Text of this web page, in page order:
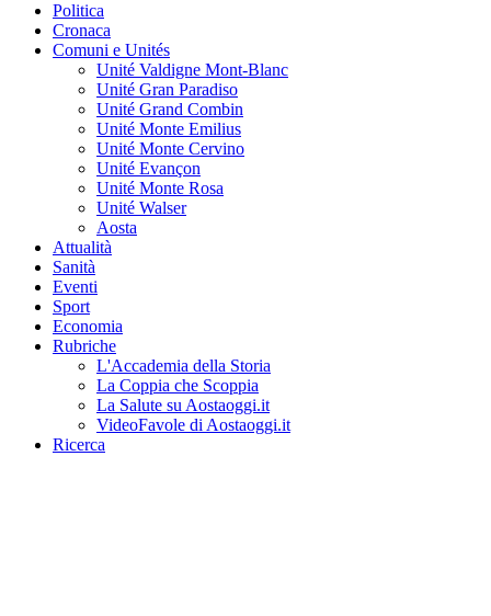
Politica
Cronaca
Comuni e Unités
Unité Valdigne Mont-Blanc
Unité Gran Paradiso
Unité Grand Combin
Unité Monte Emilius
Unité Monte Cervino
Unité Evançon
Unité Monte Rosa
Unité Walser
Aosta
Attualità
Sanità
Eventi
Sport
Economia
Rubriche
L'Accademia della Storia
La Coppia che Scoppia
La Salute su Aostaoggi.it
VideoFavole di Aostaoggi.it
Ricerca